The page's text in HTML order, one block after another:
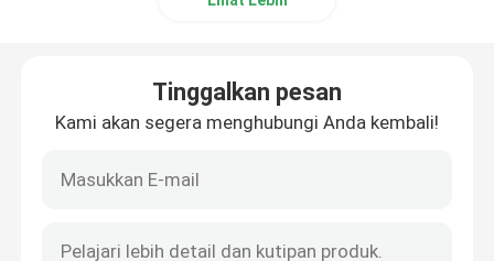
Tinggalkan pesan
Kami akan segera menghubungi Anda kembali!